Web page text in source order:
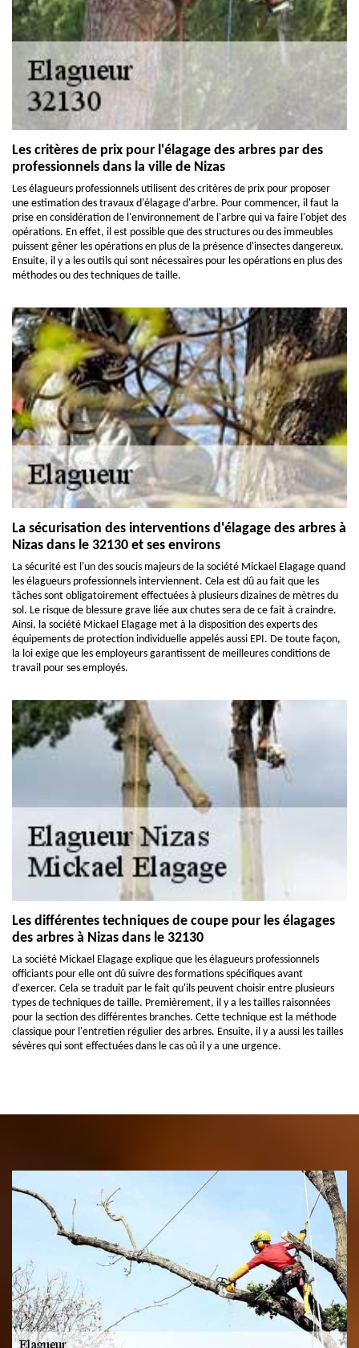
Les critères de prix pour l'élagage des arbres par des
professionnels dans la ville de Nizas
Les élagueurs professionnels utilisent des critères de prix pour proposer
une estimation des travaux d'élagage d'arbre. Pour commencer, il faut la
prise en considération de l'environnement de l'arbre qui va faire l'objet des
opérations. En effet, il est possible que des structures ou des immeubles
puissent gêner les opérations en plus de la présence d'insectes dangereux.
Ensuite, il y a les outils qui sont nécessaires pour les opérations en plus des
méthodes ou des techniques de taille.
La sécurisation des interventions d'élagage des arbres à
Nizas dans le 32130 et ses environs
La sécurité est l'un des soucis majeurs de la société Mickael Elagage quand
les élagueurs professionnels interviennent. Cela est dû au fait que les
tâches sont obligatoirement effectuées à plusieurs dizaines de mètres du
sol. Le risque de blessure grave liée aux chutes sera de ce fait à craindre.
Ainsi, la société Mickael Elagage met à la disposition des experts des
équipements de protection individuelle appelés aussi EPI. De toute façon,
la loi exige que les employeurs garantissent de meilleures conditions de
travail pour ses employés.
Les différentes techniques de coupe pour les élagages
des arbres à Nizas dans le 32130
La société Mickael Elagage explique que les élagueurs professionnels
officiants pour elle ont dû suivre des formations spécifiques avant
d'exercer. Cela se traduit par le fait qu'ils peuvent choisir entre plusieurs
types de techniques de taille. Premièrement, il y a les tailles raisonnées
pour la section des différentes branches. Cette technique est la méthode
classique pour l'entretien régulier des arbres. Ensuite, il y a aussi les tailles
sévères qui sont effectuées dans le cas où il y a une urgence.